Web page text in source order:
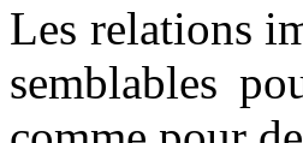
Les relations
semblables